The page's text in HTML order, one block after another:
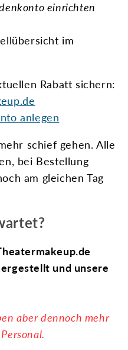
einrichten
im
Rabatt sichern:
anlegen
schief gehen. Alle
bei Bestellung
am gleichen Tag
und unsere
aber dennoch mehr